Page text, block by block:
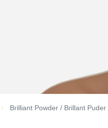
Brilliant Powder / Brillant Puder